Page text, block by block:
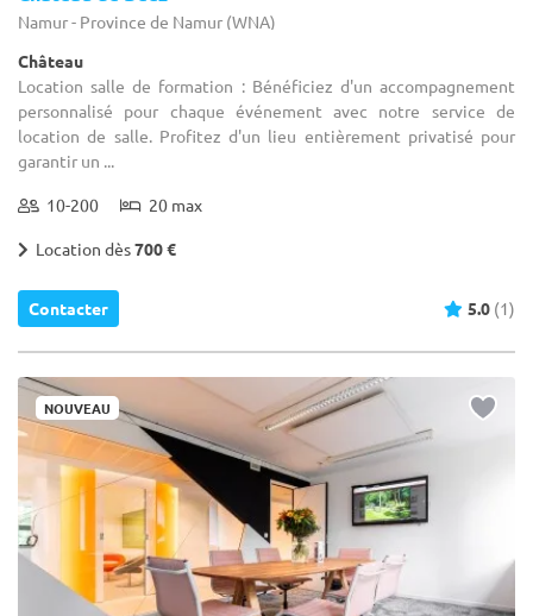
Namur - Province de Namur (WNA)
Château
Location salle de formation : Bénéficiez d'un accompagnement
personnalisé pour chaque événement avec notre service de
location de salle. Profitez d'un lieu entièrement privatisé pour
garantir un ...
10-200 20 max
Location dès700 €
Contacter 5.0 (1)
NOUVEAU